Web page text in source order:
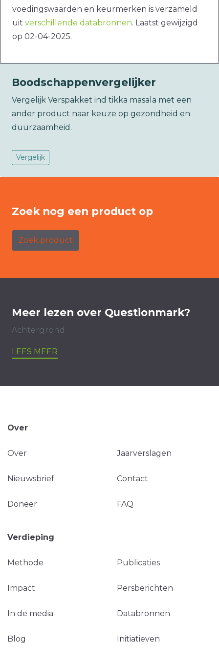
voedingswaarden en keurmerken is verzameld
uit verschillende databronnen. Laatst gewijzigd
op 02-04-2025.
Boodschappenvergelijker
Vergelijk Verspakket ind tikka masala met een
ander product naar keuze op gezondheid en
duurzaamheid.
Vergelijk
Zoek nog een product op
Zoek product
Meer lezen over Questionmark?
Achtergrond
LEES MEER
Over
Over Jaarverslagen
Nieuwsbrief Contact
Doneer FAQ
Verdieping
Methode Publicaties
Impact Persberichten
In de media Databronnen
Blog Initiatieven